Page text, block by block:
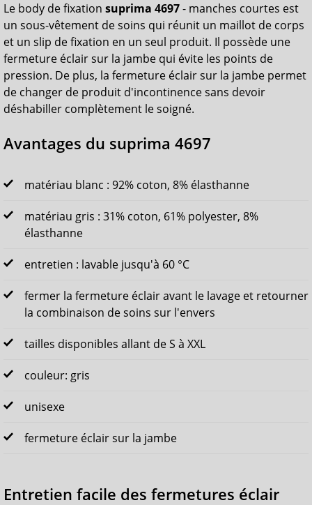
Le body de fixation suprima 4697- manches courtes est
un sous-vêtement de soins qui réunit un maillot de corps
et un slip de fixation en un seul produit. Il possède une
fermeture éclair sur la jambe qui évite les points de
pression. De plus, la fermeture éclair sur la jambe permet
de changer de produit d'incontinence sans devoir
déshabiller complètement le soigné.
Avantages du suprima 4697
matériau blanc : 92% coton, 8% élasthanne
matériau gris : 31% coton, 61% polyester, 8%
élasthanne
entretien : lavable jusqu'à 60 °C
fermer la fermeture éclair avant le lavage et retourner
la combinaison de soins sur l'envers
tailles disponibles allant de S à XXL
couleur: gris
unisexe
fermeture éclair sur la jambe
Entretien facile des fermetures éclair